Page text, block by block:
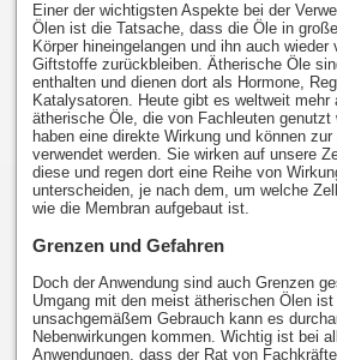
Einer der wichtigsten Aspekte bei der
Ölen ist die Tatsache, dass die Öle in
Körper hineingelangen und ihn auch wieder
Giftstoffe zurückbleiben. Ätherische Öle
enthalten und dienen dort als Hormone,
Katalysatoren. Heute gibt es weltweit mehr
ätherische Öle, die von Fachleuten genutzt
haben eine direkte Wirkung und können
verwendet werden. Sie wirken auf unsere
diese und regen dort eine Reihe von
unterscheiden, je nach dem, um welche
wie die Membran aufgebaut ist.
Grenzen und Gefahren
Doch der Anwendung sind auch Grenzen
Umgang mit den meist ätherischen Ölen
unsachgemäßem Gebrauch kann es
Nebenwirkungen kommen. Wichtig ist bei
Anwendungen, dass der Rat von